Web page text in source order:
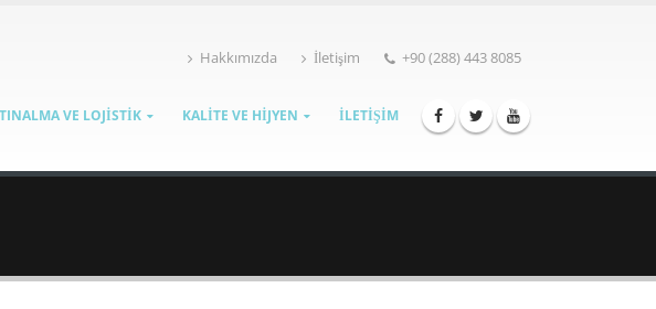
Hakkımızda İletişim +90 (288) 443 8085
VE LOJİSTİK KALİTE VE HİJYEN İLETİŞİM